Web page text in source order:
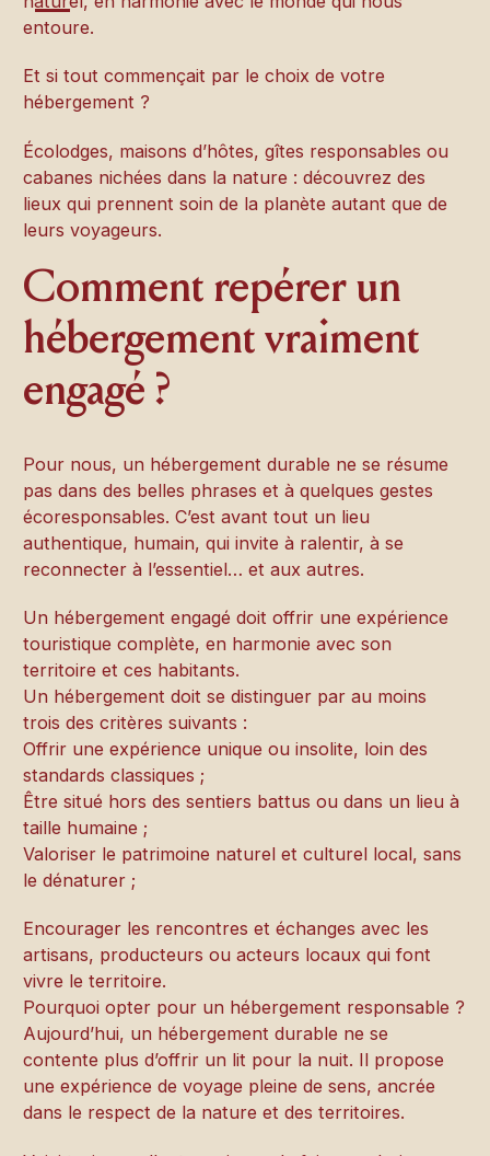
entoure.
Et si tout commençait par le choix de votre
hébergement ?
Écolodges, maisons d’hôtes, gîtes responsables ou
cabanes nichées dans la nature : découvrez des
lieux qui prennent soin de la planète autant que de
leurs voyageurs.
Comment repérer un
hébergement vraiment
engagé ?
Pour nous, un hébergement durable ne se résume
pas dans des belles phrases et à quelques gestes
écoresponsables. C’est avant tout un lieu
authentique, humain, qui invite à ralentir, à se
reconnecter à l’essentiel… et aux autres.
Un hébergement engagé doit offrir une expérience
touristique complète, en harmonie avec son
territoire et ces habitants.
Un hébergement doit se distinguer par au moins
trois des critères suivants :
Offrir une expérience unique ou insolite, loin des
standards classiques ;
Être situé hors des sentiers battus ou dans un lieu à
taille humaine ;
Valoriser le patrimoine naturel et culturel local, sans
le dénaturer ;
Encourager les rencontres et échanges avec les
artisans, producteurs ou acteurs locaux qui font
vivre le territoire.
Pourquoi opter pour un hébergement responsable ?
Aujourd’hui, un hébergement durable ne se
contente plus d’offrir un lit pour la nuit. Il propose
une expérience de voyage pleine de sens, ancrée
dans le respect de la nature et des territoires.